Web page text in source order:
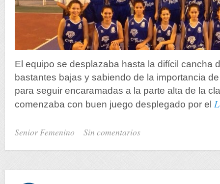
El equipo se desplazaba hasta la difícil cancha
bastantes bajas y sabiendo de la importancia
para seguir encaramadas a la parte alta de la
comenzaba con buen juego desplegado por el
Senior Femenino Sin comentarios